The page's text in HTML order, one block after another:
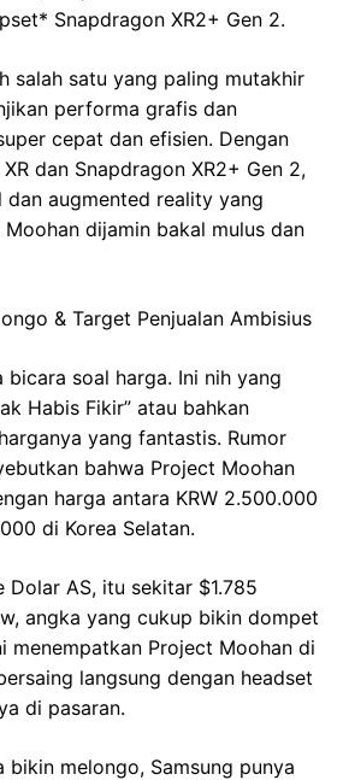
Snapdragon XR2+ Gen 2.
salah satu yang paling mutakhir
performa grafis dan
cepat dan efisien. Dengan
dan Snapdragon XR2+ Gen 2,
dan augmented reality yang
dijamin bakal mulus dan
& Target Penjualan Ambisius
bicara soal harga. Ini nih yang
Habis Fikir” atau bahkan
yang fantastis. Rumor
bahwa Project Moohan
harga antara KRW 2.500.000
di Korea Selatan.
Dolar AS, itu sekitar $1.785
angka yang cukup bikin dompet
menempatkan Project Moohan di
langsung dengan headset
di pasaran.
bikin melongo, Samsung punya